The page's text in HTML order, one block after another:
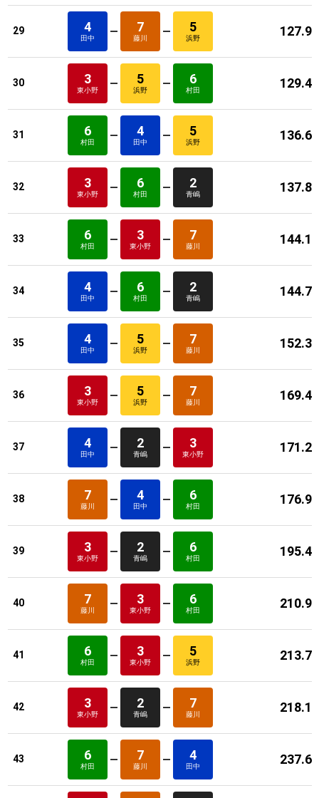
29 4
田中
7
藤川
5
浜野 127.9
30 3
東小野
5
浜野
6
村田 129.4
31 6
村田
4
田中
5
浜野 136.6
32 3
東小野
6
村田
2
青嶋 137.8
33 6
村田
3
東小野
7
藤川 144.1
34 4
田中
6
村田
2
青嶋 144.7
35 4
田中
5
浜野
7
藤川 152.3
36 3
東小野
5
浜野
7
藤川 169.4
37 4
田中
2
青嶋
3
東小野 171.2
38 7
藤川
4
田中
6
村田 176.9
39 3
東小野
2
青嶋
6
村田 195.4
40 7
藤川
3
東小野
6
村田 210.9
41 6
村田
3
東小野
5
浜野 213.7
42 3
東小野
2
青嶋
7
藤川 218.1
43 6
村田
7
藤川
4
田中 237.6